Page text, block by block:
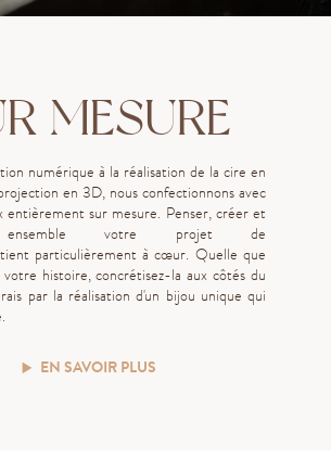
MESURE
numérique à la réalisation de la cire en
en 3D, nous confectionnons avec
entièrement sur mesure. Penser, créeret
votre projet de
tient particulièrementà cœur. Quelle que
histoire, concrétisez-la aux côtés du
par la réalisation d'un bijou unique qui
EN SAVOIR PLUS